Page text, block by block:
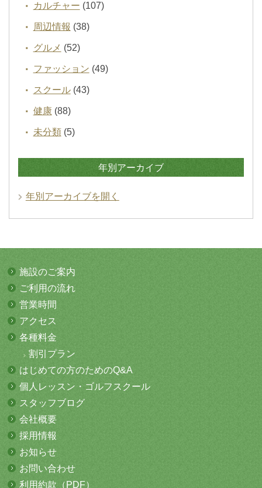
カルチャー (107)
周辺情報 (38)
グルメ (52)
ファッション (49)
スクール(43)
健康(88)
未分類(5)
年別アーカイブ
年別アーカイブを開く
施設のご案内
ご利用の流れ
営業時間
アクセス
各種料金
割引プラン
はじめての方のためのQ&A
個人レッスン・ ゴルフスクール
スタッフブログ
会社概要
採用情報
お知らせ
お問い合わせ
利用約款（PDF）